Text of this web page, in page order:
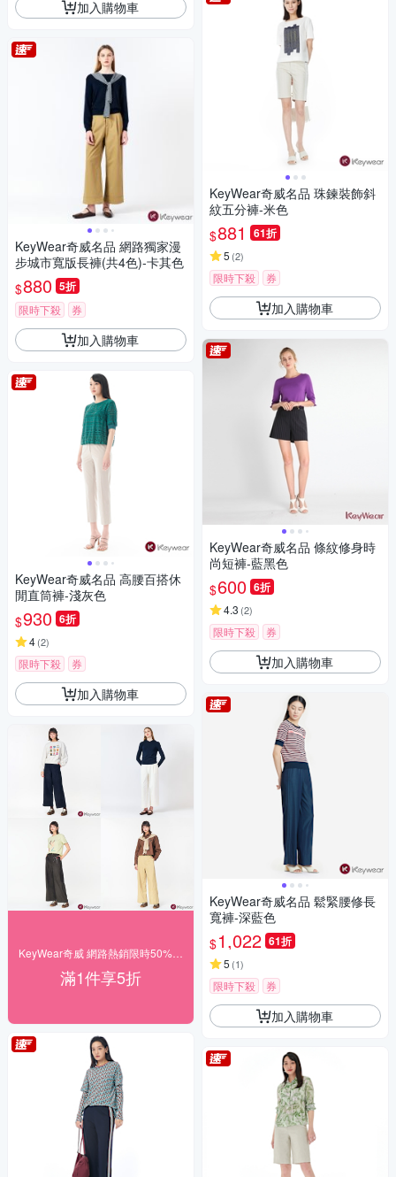
加入購物車
KeyWear奇威名品 網路獨家漫
步城市寬版長褲(共4色)-卡其色
$880 5折
限時下殺 券
加入購物車
KeyWear奇威名品 高腰百搭休
閒直筒褲-淺灰色
$930 6折
4(2)
限時下殺 券
加入購物車
滿1件享5折
KeyWear奇威名品 珠鍊裝飾斜
紋五分褲-米色
$881 61折
5 (2)
限時下殺 券
加入購物車
KeyWear奇威名品 條紋修身時
尚短褲-藍黑色
$600 6折
4.3 (2)
限時下殺 券
加入購物車
KeyWear奇威名品 鬆緊腰修長
寬褲-深藍色
$1,022 61折
5 (1)
限時下殺 券
加入購物車